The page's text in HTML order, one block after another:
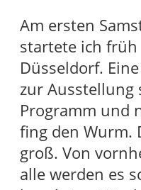
Am ersten
startete ich
Düsseldorf.
zur Ausstellung
Programm und
fing den Wurm.
groß. Von
alle werden es